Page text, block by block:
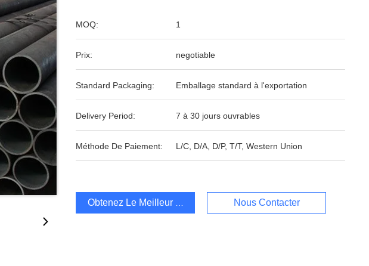
MOQ: 1
Prix: negotiable
Standard Packaging: Emballage standard à l'exportation
Delivery Period: 7 à 30 jours ouvrables
Méthode De Paiement: L/C, D/A, D/P, T/T, Western Union
Obtenez Le Meilleur Prix Nous Contacter